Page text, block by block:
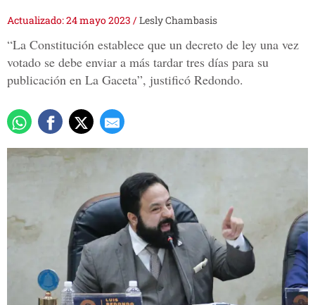
Actualizado: 24 mayo 2023 /Lesly Chambasis
“La Constitución establece que un decreto de ley una vez
votado se debe enviar a más tardar tres días para su
publicación en La Gaceta”, justificó Redondo.